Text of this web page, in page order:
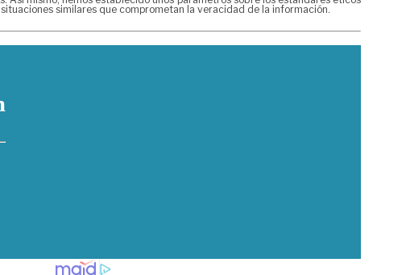
similares que comprometan la veracidad de la información.